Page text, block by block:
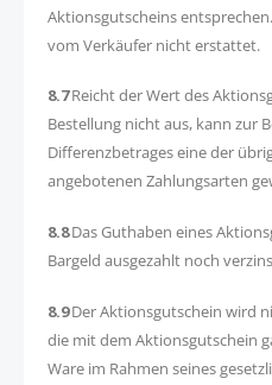
Aktionsgutscheins
vom Verkäufer nicht erstattet.
8.7Reicht der Wert des
Bestellung nicht aus, kann zur
Differenzbetrages eine der
angebotenen Zahlungsarten
8.8Das Guthaben eines
Bargeld ausgezahlt noch
8.9Der Aktionsgutschein wird
die mit dem Aktionsgutschein
Ware im Rahmen seines